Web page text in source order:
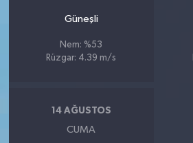
Güneşli
Nem: %53
Rüzgar: 4.39 m/s
14 AĞUSTOS
CUMA